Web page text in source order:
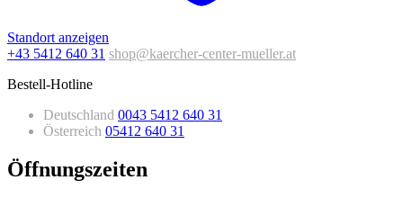
Standort anzeigen
+43 5412 640 31 shop@kaercher-center-mueller.at
Bestell-Hotline
Deutschland 0043 5412 640 31
Österreich 05412 640 31
Öffnungszeiten